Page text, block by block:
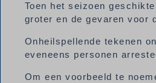
Toen het seizoen
groter en de gevaren voor
Onheilspellende tekenen
eveneens personen
Om een voorbeeld te